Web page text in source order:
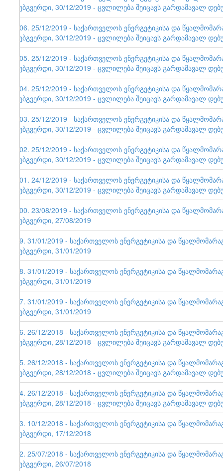
ვებგვერდი, 30/12/2019 - ცვლილება შეიცავს გარდამავალ
106. 25/12/2019 - საქართველოს ენერგეტიკისა და
ვებგვერდი, 30/12/2019 - ცვლილება შეიცავს გარდამავალ
105. 25/12/2019 - საქართველოს ენერგეტიკისა და
ვებგვერდი, 30/12/2019 - ცვლილება შეიცავს გარდამავალ
104. 25/12/2019 - საქართველოს ენერგეტიკისა და
ვებგვერდი, 30/12/2019 - ცვლილება შეიცავს გარდამავალ
103. 25/12/2019 - საქართველოს ენერგეტიკისა და
ვებგვერდი, 30/12/2019 - ცვლილება შეიცავს გარდამავალ
102. 25/12/2019 - საქართველოს ენერგეტიკისა და
ვებგვერდი, 30/12/2019 - ცვლილება შეიცავს გარდამავალ
101. 24/12/2019 - საქართველოს ენერგეტიკისა და
ვებგვერდი, 30/12/2019 - ცვლილება შეიცავს გარდამავალ
100. 23/08/2019 - საქართველოს ენერგეტიკისა და
ვებგვერდი, 27/08/2019
99. 31/01/2019 - საქართველოს ენერგეტიკისა და
ვებგვერდი, 31/01/2019
98. 31/01/2019 - საქართველოს ენერგეტიკისა და
ვებგვერდი, 31/01/2019
97. 31/01/2019 - საქართველოს ენერგეტიკისა და
ვებგვერდი, 31/01/2019
96. 26/12/2018 - საქართველოს ენერგეტიკისა და
ვებგვერდი, 28/12/2018 - ცვლილება შეიცავს გარდამავალ
95. 26/12/2018 - საქართველოს ენერგეტიკისა და
ვებგვერდი, 28/12/2018 - ცვლილება შეიცავს გარდამავალ
94. 26/12/2018 - საქართველოს ენერგეტიკისა და
ვებგვერდი, 28/12/2018 - ცვლილება შეიცავს გარდამავალ
93. 10/12/2018 - საქართველოს ენერგეტიკისა და
ვებგვერდი, 17/12/2018
92. 25/07/2018 - საქართველოს ენერგეტიკისა და
ვებგვერდი, 26/07/2018